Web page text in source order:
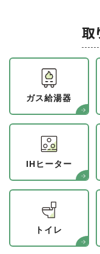
取
ガス給湯器
IHヒーター
トイレ